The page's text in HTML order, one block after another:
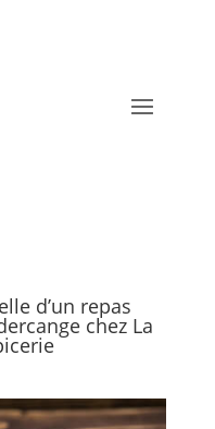
d’un repas
chez La